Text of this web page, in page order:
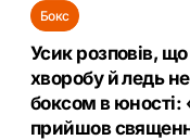
Бокс
Усик розповів,
хворобу й ледь
боксом в юності:
прийшов